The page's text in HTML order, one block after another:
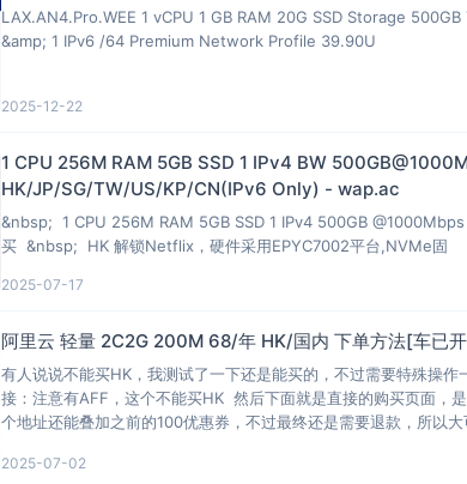
LAX.AN4.Pro.WEE 1 vCPU 1 GB RAM 20G SSD Storage
&amp; 1 IPv6 /64 Premium Network Profile 39.90U
2025-12-22
1 CPU 256M RAM 5GB SSD 1 IPv4 BW
HK/JP/SG/TW/US/KP/CN(IPv6 Only) - wap.ac
&nbsp; 1 CPU 256M RAM 5GB SSD 1 IPv4 500GB
买 &nbsp; HK 解锁Netflix，硬件采用EPYC7002平台,NVMe固
2025-07-17
阿里云 轻量 2C2G 200M 68/年 HK/国内 下单方法[车已
有人说说不能买HK，我测试了一下还是能买的，不过需要特殊操
接：注意有AFF，这个不能买HK 然后下面就是直接的购买页面，
个地址还能叠加之前的100优惠券，不过最终还是需要退款，所以大
2025-07-02